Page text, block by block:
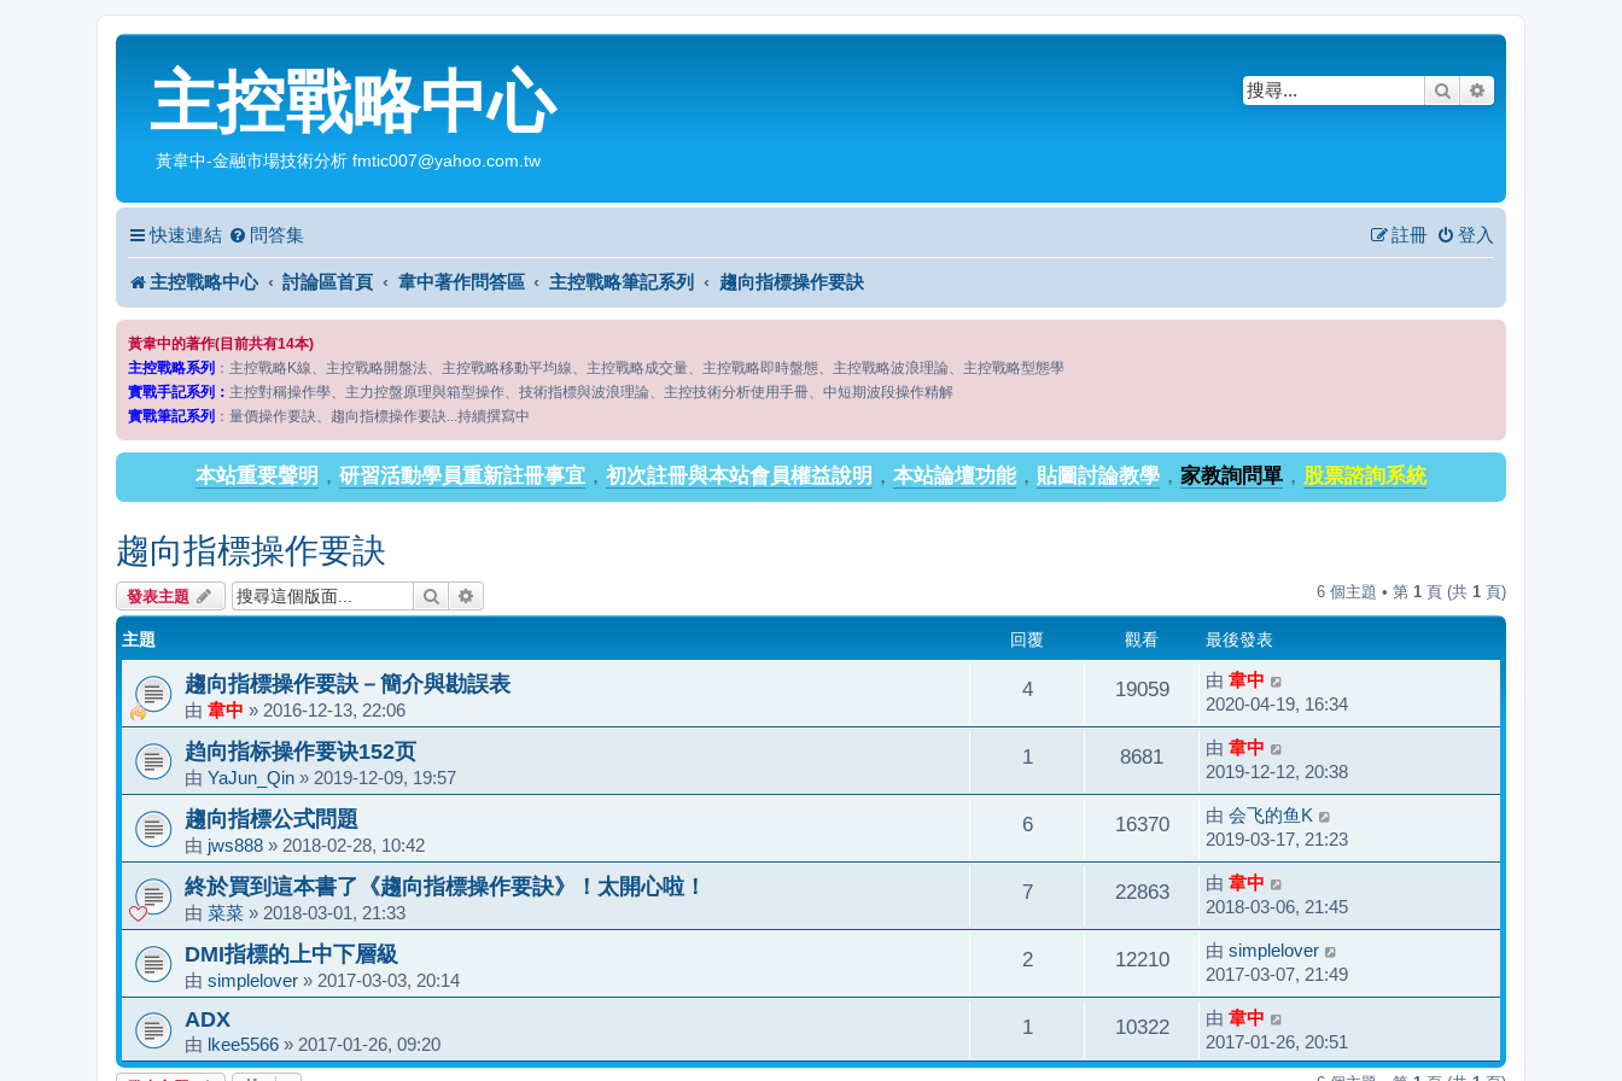
主控戰略中心
黃韋中-金融市場技術分析 fmtic007@yahoo.com.tw
搜尋
快速連結 問答集 登入
註冊
主控戰略中心 討論區首頁 韋中著作問答區 主控戰略筆記系列 趨向指標操作要訣
黃韋中的著作(目前共有14本)
主控戰略系列 ：主控戰略K線、主控戰略開盤法、主控戰略移動平均線、主控戰略成交量、主控戰略即時盤態、主控戰略波浪理論、主控戰略型態學
實戰手記系列： 主控對稱操作學、主力控盤原理與箱型操作、技術指標與波浪理論、主控技術分析使用手冊、中短期波段操作精解
實戰筆記系列 ：量價操作要訣、趨向指標操作要訣...持續撰寫中
本站重要聲明 ， 研習活動學員重新註冊事宜 ， 初次註冊與本站會員權益說明 ， 本站論壇功能， 貼圖討論教學 ， 家教詢問單 ， 股票諮詢系統
趨向指標操作要訣
發表主題 搜尋 6 個主題 • 第 1 頁 (共 1 頁)
主題 回覆 觀看 最後發表
趨向指標操作要訣－簡介與勘誤表
由 韋中 » 2016-12-13, 22:06
4 19059 由 韋中
2020-04-19, 16:34
趋向指标操作要诀152页
由 YaJun_Qin » 2019-12-09, 19:57
1 8681 由 韋中
2019-12-12, 20:38
趨向指標公式問題
由 jws888 » 2018-02-28, 10:42
6 16370 由 会飞的鱼K
2019-03-17, 21:23
終於買到這本書了《趨向指標操作要訣》！太開心啦！
由 菜菜 » 2018-03-01, 21:33
7 22863 由 韋中
2018-03-06, 21:45
DMI指標的上中下層級
由 simplelover » 2017-03-03, 20:14
2 12210 由 simplelover
2017-03-07, 21:49
ADX
由 lkee5566 » 2017-01-26, 09:20
1 10322 由 韋中
2017-01-26, 20:51